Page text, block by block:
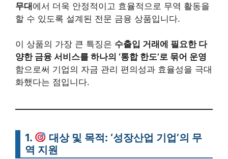
무대에서 더욱 안정적이고 효율적으로 무역 활동을
할 수 있도록 설계된 전문 금융 상품입니다.
이 상품의 가장 큰 특징은 수출입 거래에 필요한 다
양한 금융 서비스를 하나의 ‘통합 한도’로 묶어 운영
함으로써 기업의 자금 관리 편의성과 효율성을 극대
화했다는 점입니다.
1.
대상 및 목적: ‘성장산업 기업’의 무
역 지원